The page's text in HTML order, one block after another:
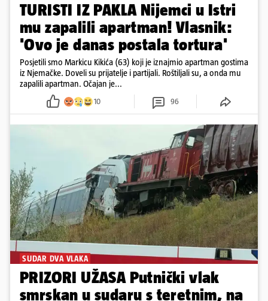
TURISTI IZ PAKLA Nijemci u Istri
mu zapalili apartman! Vlasnik:
'Ovo je danas postala tortura'
Posjetili smo Markicu Kikića (63) koji je iznajmio apartman gostima
iz Njemačke. Doveli su prijatelje i partijali. Roštiljali su, a onda mu
zapalili apartman. Očajan je...
10 96
SUDAR DVA VLAKA
PRIZORI UŽASA Putnički vlak
smrskan u sudaru s teretnim, na